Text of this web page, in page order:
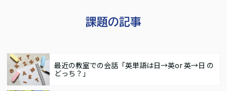
課題の記事
最近の教室での会話「英単語は日→英or 英→日 の
どっち？」